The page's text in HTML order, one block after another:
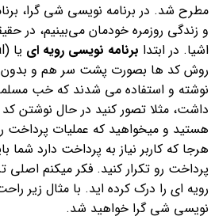
مطرح شد. در برنامه نویسی شی گرا،
و زندگی روزمره خودمان می‌بینیم، در
اشیا. در ابتدا برنامه نویسی رویه ای
روش کد ها بصورت پشت سر هم و بدون
نوشته و استفاده می شدند که خب
داشت، مثلا تصور کنید در حال
هستید و میخواهید که عملیات پرداخت
هرجا که کاربر نیاز به پرداخت دارد شما
پرداخت رو تکرار کنید. فکر میکنم
رویه ای را درک کرده اید. با مثال زیر
نویسی شی گرا خواهید شد.